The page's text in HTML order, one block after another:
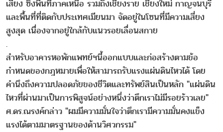
เสี่ยง ซึ่งพื้นที่ภาคเหนือ รวมถึงเชียงราย เชียงใหม่ กาญจนบุรี
และพื้นที่ที่ติดกับประเทศเมียนมา จัดอยู่ในโซนที่มีความเสี่ยง
สูงสุด เนื่องจากอยู่ใกล้กับแนวรอยเลื่อนสกาย
.
สำหรับอาคารหอพักแพทย์ฯนี้ออกแบบและก่อสร้างตามข้อ
กำหนดของกฎหมายเพื่อให้สามารถรับแรงแผ่นดินไหวได้ โดย
คำนึงถึงความปลอดภัยของชีวิตและทรัพย์สินเป็นหลัก "แผ่นดิน
ไหวที่ผ่านมาเป็นการพิสูจน์อย่างหนึ่งว่าตึกเราไม่มีรอยร้าวเลย"
ศ.ดร.ณรงค์กล่าว "ผมมีความมั่นใจว่าตึกเรามีความมั่นคงแข็ง
แรงได้ตามมาตรฐานของด้านวิศวกรรม"